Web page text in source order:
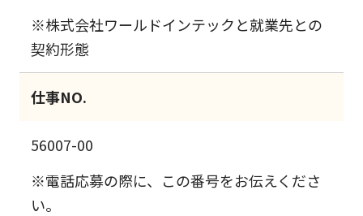
※株式会社ワールドインテックと就業先との
契約形態
仕事NO.
56007-00
※電話応募の際に、この番号をお伝えくださ
い。